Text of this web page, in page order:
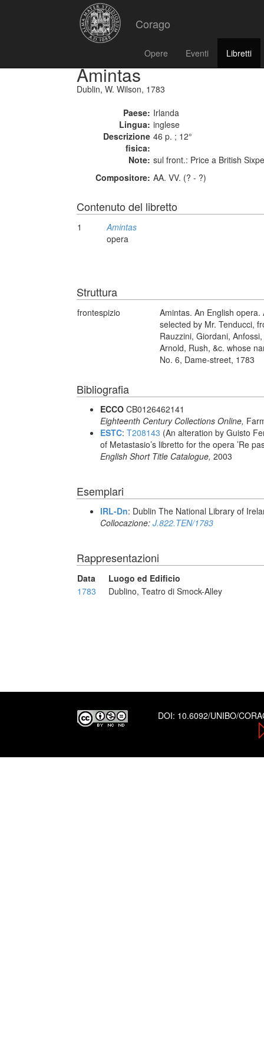
Corago
Opere Eventi Libretti
Amintas
Dublin, W. Wilson, 1783
Paese: Irlanda
Lingua: inglese
Descrizione
fisica:
46 p. ; 12°
Note: sul front.: Price a British
Compositore: AA. VV. (? - ?)
Contenuto del libretto
1
Amintas
opera
Struttura
frontespizio
Amintas. An English
selected by Mr. Tenducci,
Rauzzini, Giordani,
Arnold, Rush, &c. whose
No. 6, Dame-street, 1783
Bibliografia
ECCO CB0126462141
Eighteenth Century Collections Online,
ESTC: T208143 (An alteration by Guisto
of Metastasio’s libretto for the opera ’Re
English Short Title Catalogue, 2003
Esemplari
IRL-Dn: Dublin The National Library of
Collocazione: J.822.TEN/1783
Rappresentazioni
Data
Luogo ed Edificio
1783
Dublino, Teatro di Smock-Alley
DOI: 10.6092/UNIBO/